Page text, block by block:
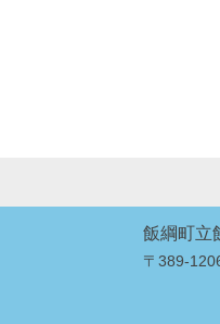
飯綱町立
〒389-